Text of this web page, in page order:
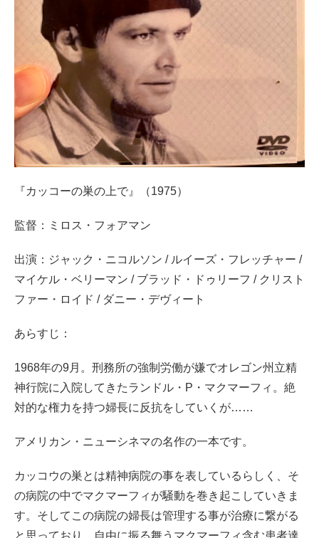
『カッコーの巣の上で』（1975）
監督：ミロス・フォアマン
出演：ジャック・ニコルソン / ルイーズ・フレッチャー /
マイケル・ベリーマン / ブラッド・ドゥリーフ / クリスト
ファー・ロイド / ダニー・デヴィート
あらすじ：
1968年の9月。刑務所の強制労働が嫌でオレゴン州立精
神行院に入院してきたランドル・P・マクマーフィ。絶
対的な権力を持つ婦長に反抗をしていくが……
アメリカン・ニューシネマの名作の一本です。
カッコウの巣とは精神病院の事を表しているらしく、そ
の病院の中でマクマーフィが騒動を巻き起こしていきま
す。そしてこの病院の婦長は管理する事が治療に繋がる
と思っており、自由に振る舞うマクマーフィ含む患者達